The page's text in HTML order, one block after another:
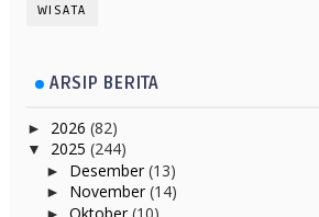
WISATA
ARSIP BERITA
► 2026 (82)
▼ 2025 (244)
► Desember(13)
► November(14)
►